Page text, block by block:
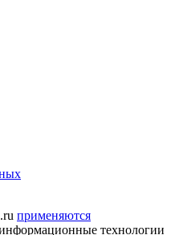
применяются
технологии